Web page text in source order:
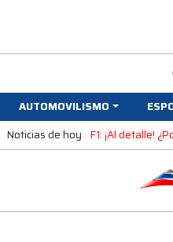
AUTOMOVILISMO
Noticias de hoy F1: ¡Al detalle!